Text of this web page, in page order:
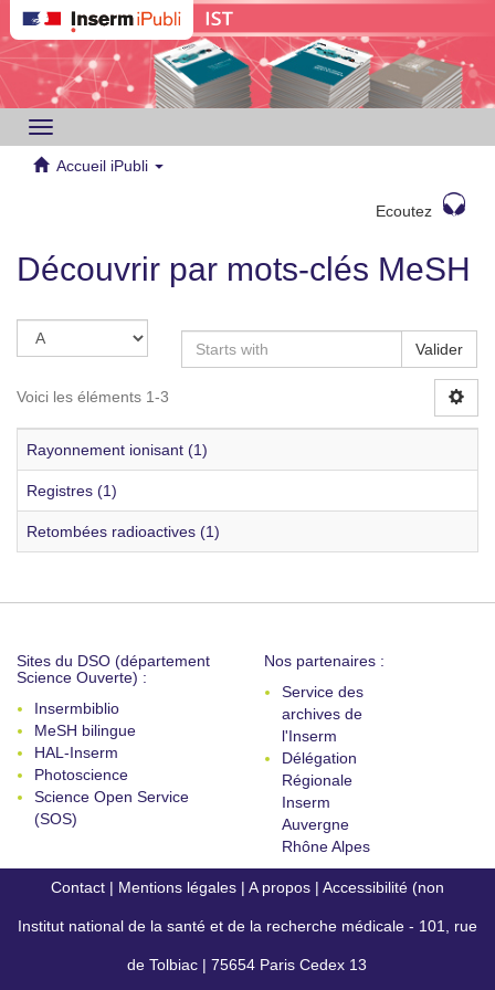
Toggle
navigation
Accueil iPubli
Ecoutez
Découvrir par mots-clés MeSH
Valider
Voici les éléments 1-3
Rayonnement ionisant (1)
Registres (1)
Retombées radioactives (1)
Sites du DSO (département
Science Ouverte) :
Insermbiblio
MeSH bilingue
HAL-Inserm
Photoscience
Science Open Service
(SOS)
Nos partenaires :
Service des
archives de
l'Inserm
Délégation
Régionale
Inserm
Auvergne
Rhône Alpes
Contact | Mentions légales | A propos | Accessibilité (non
conforme)
Institut national de la santé et de la recherche médicale - 101, rue
de Tolbiac | 75654 Paris Cedex 13